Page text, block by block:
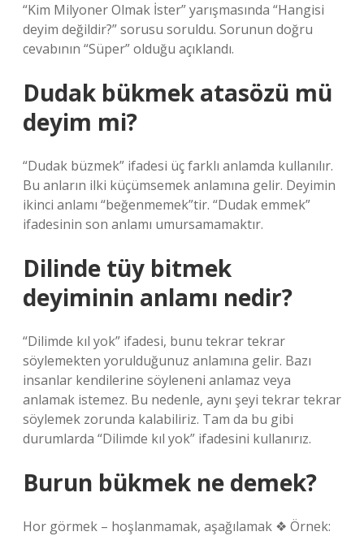
“Kim Milyoner Olmak İster” yarışmasında “Hangisi
deyim değildir?” sorusu soruldu. Sorunun doğru
cevabının “Süper” olduğu açıklandı.
Dudak bükmek atasözü mü
deyim mi?
“Dudak büzmek” ifadesi üç farklı anlamda kullanılır.
Bu anların ilki küçümsemek anlamına gelir. Deyimin
ikinci anlamı “beğenmemek”tir. “Dudak emmek”
ifadesinin son anlamı umursamamaktır.
Dilinde tüy bitmek
deyiminin anlamı nedir?
“Dilimde kıl yok” ifadesi, bunu tekrar tekrar
söylemekten yorulduğunuz anlamına gelir. Bazı
insanlar kendilerine söyleneni anlamaz veya
anlamak istemez. Bu nedenle, aynı şeyi tekrar tekrar
söylemek zorunda kalabiliriz. Tam da bu gibi
durumlarda “Dilimde kıl yok” ifadesini kullanırız.
Burun bükmek ne demek?
Hor görmek – hoşlanmamak, aşağılamak ❖ Örnek: